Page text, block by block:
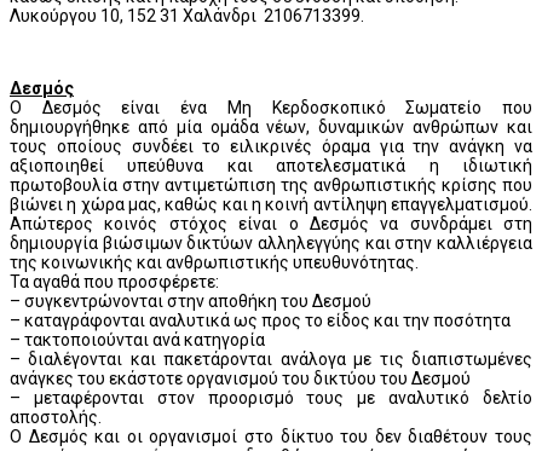
Λυκούργου 10, 152 31 Χαλάνδρι 2106713399.
Δεσμός
Ο Δεσμός είναι ένα Μη Κερδοσκοπικό Σωματείο που
δημιουργήθηκε από μία ομάδα νέων, δυναμικών ανθρώπων και
τους οποίους συνδέει το ειλικρινές όραμα για την ανάγκη να
αξιοποιηθεί υπεύθυνα και αποτελεσματικά η ιδιωτική
πρωτοβουλία στην αντιμετώπιση της ανθρωπιστικής κρίσης που
βιώνει η χώρα μας, καθώς και η κοινή αντίληψη επαγγελματισμού.
Απώτερος κοινός στόχος είναι ο Δεσμός να συνδράμει στη
δημιουργία βιώσιμων δικτύων αλληλεγγύης και στην καλλιέργεια
της κοινωνικής και ανθρωπιστικής υπευθυνότητας.
Τα αγαθά που προσφέρετε:
– συγκεντρώνονται στην αποθήκη του Δεσμού
– καταγράφονται αναλυτικά ως προς το είδος και την ποσότητα
– τακτοποιούνται ανά κατηγορία
– διαλέγονται και πακετάρονται ανάλογα με τις διαπιστωμένες
ανάγκες του εκάστοτε οργανισμού του δικτύου του Δεσμού
– μεταφέρονται στον προορισμό τους με αναλυτικό δελτίο
αποστολής.
Ο Δεσμός και οι οργανισμοί στο δίκτυο του δεν διαθέτουν τους